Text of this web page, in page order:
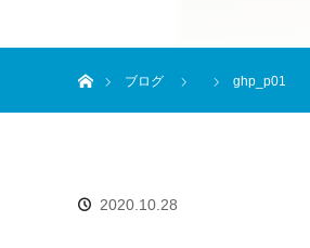
ブログ
ghp_p01
2020.10.28